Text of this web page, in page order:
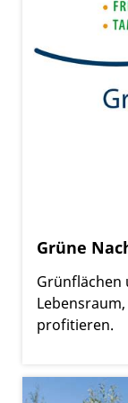
Grüne
Grünflächen
profitieren.